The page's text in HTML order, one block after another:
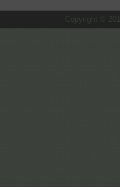
Copyright ©